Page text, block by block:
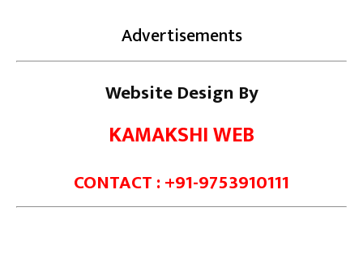
Advertisements
Website Design By
KAMAKSHI WEB
CONTACT : +91-9753910111